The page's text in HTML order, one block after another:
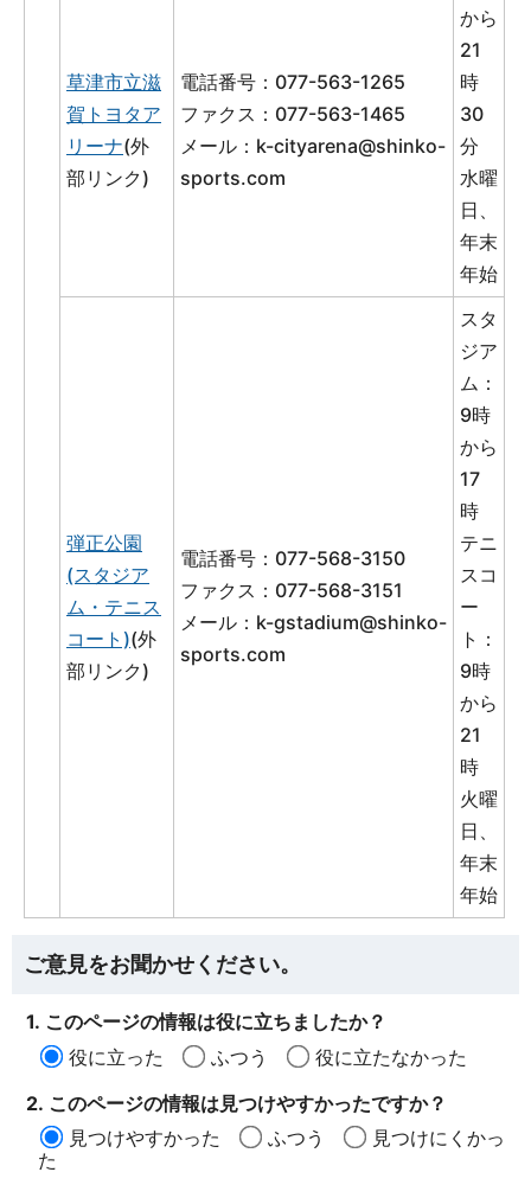
草津市立滋
賀トヨタア
リーナ(外
部リンク)
電話番号：077-563-1265
ファクス：077-563-1465
メール： k-cityarena@shinko-
sports.com
から
21
時
30
分
水曜
日、
年末
年始
弾正公園
(スタジア
ム・テニス
コート)(外
部リンク)
電話番号：077-568-3150
ファクス：077-568-3151
メール： k-gstadium@shinko-
sports.com
スタ
ジア
ム：
9時
から
17
時
テニ
スコ
ー
ト：
9時
から
21
時
火曜
日、
年末
年始
ご意見をお聞かせください。
1. このページの情報は役に立ちましたか？
役に立った
ふつう
役に立たなかった
2. このページの情報は見つけやすかったですか？
見つけやすかった
ふつう
見つけにくかっ
た